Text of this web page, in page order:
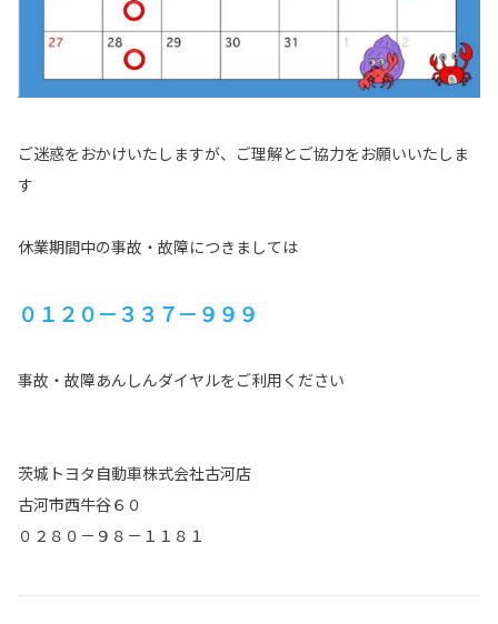
ご迷惑をおかけいたしますが、ご理解とご協力をお願いいたしま
す
休業期間中の事故・故障につきましては
０１２０－３３７－９９９
事故・故障あんしんダイヤルをご利用ください
茨城トヨタ自動車株式会社古河店
古河市西牛谷６０
０２８０－９８－１１８１